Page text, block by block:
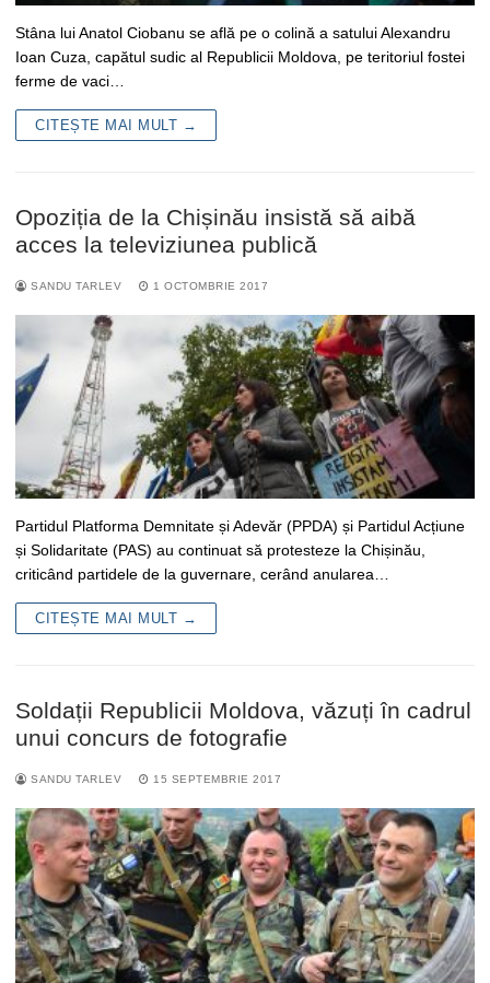
Stâna lui Anatol Ciobanu se află pe o colină a satului Alexandru
Ioan Cuza, capătul sudic al Republicii Moldova, pe teritoriul fostei
ferme de vaci…
CITEȘTE MAI MULT →
Opoziția de la Chișinău insistă să aibă
acces la televiziunea publică
SANDU TARLEV 1 OCTOMBRIE 2017
Partidul Platforma Demnitate și Adevăr (PPDA) și Partidul Acțiune
și Solidaritate (PAS) au continuat să protesteze la Chișinău,
criticând partidele de la guvernare, cerând anularea…
CITEȘTE MAI MULT →
Soldații Republicii Moldova, văzuți în cadrul
unui concurs de fotografie
SANDU TARLEV 15 SEPTEMBRIE 2017